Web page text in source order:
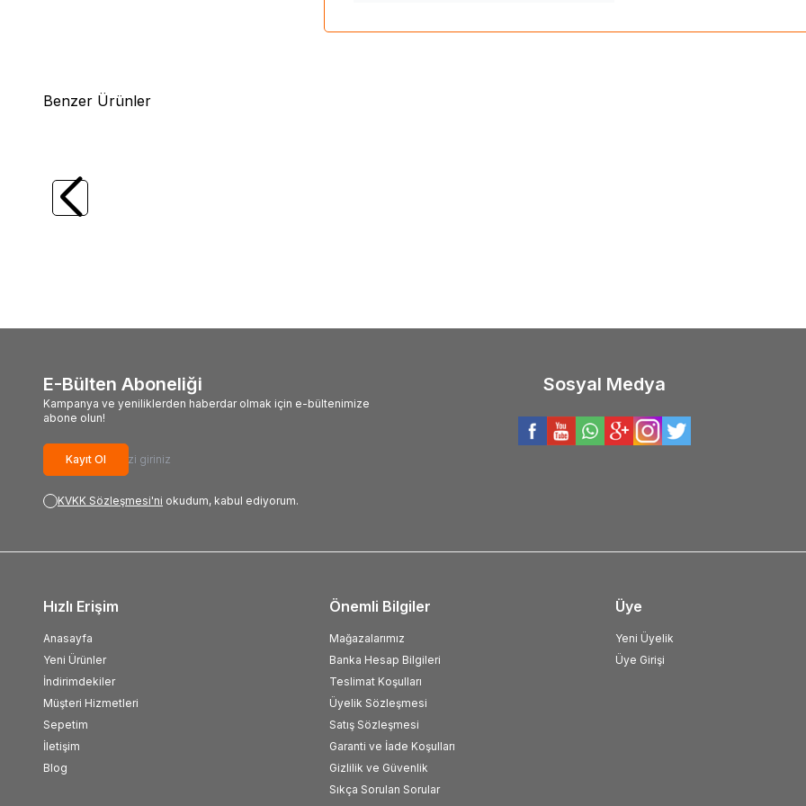
Benzer Ürünler
S732AJI LRF Kamış Solid Uç 223cm 0.6-
10g
E-Bülten Aboneliği
Kampanya ve yeniliklerden haberdar olmak için e-bültenimize
abone olun!
Kayıt Ol
KVKK Sözleşmesi'ni okudum, kabul ediyorum.
Sosyal Medya
Hızlı Erişim
Anasayfa
Yeni Ürünler
İndirimdekiler
Müşteri Hizmetleri
Sepetim
İletişim
Blog
Önemli Bilgiler
Mağazalarımız
Banka Hesap Bilgileri
Teslimat Koşulları
Üyelik Sözleşmesi
Satış Sözleşmesi
Garanti ve İade Koşulları
Gizlilik ve Güvenlik
Sıkça Sorulan Sorular
Üye
Yeni Üyelik
Üye Girişi